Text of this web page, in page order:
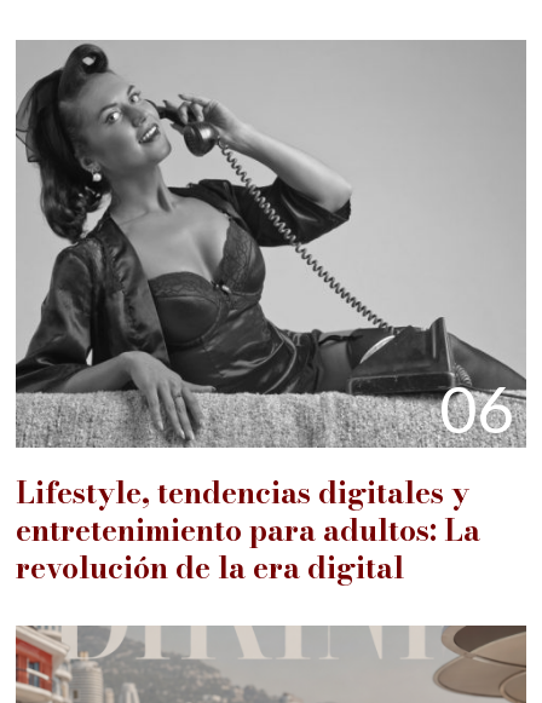
06
Lifestyle, tendencias digitales y
entretenimiento para adultos: La
revolución de la era digital